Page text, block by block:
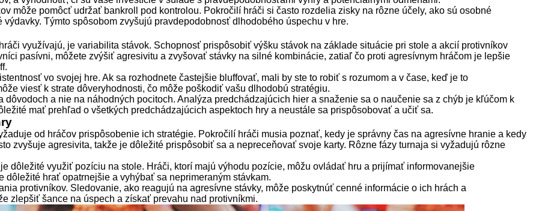
môže pomôcť udržať bankroll pod kontrolou. Pokročilí hráči si často rozdelia zisky na rôzne účely, ako sú osobné
Týmto spôsobom zvyšujú pravdepodobnosť dlhodobého úspechu v hre.
využívajú, je variabilita stávok. Schopnosť prispôsobiť výšku stávok na základe situácie pri stole a akcií protivníkov
pasívni, môžete zvýšiť agresivitu a zvyšovať stávky na silné kombinácie, zatiaľ čo proti agresívnym hráčom je lepšie
vo svojej hre. Ak sa rozhodnete častejšie bluffovať, mali by ste to robiť s rozumom a v čase, keď je to
viesť k strate dôveryhodnosti, čo môže poškodiť vašu dlhodobú stratégiu.
a nie na náhodných pocitoch. Analýza predchádzajúcich hier a snaženie sa o naučenie sa z chýb je kľúčom k
mať prehľad o všetkých predchádzajúcich aspektoch hry a neustále sa prispôsobovať a učiť sa.
od hráčov prispôsobenie ich stratégie. Pokročilí hráči musia poznať, kedy je správny čas na agresívne hranie a kedy
zvyšuje agresivita, takže je dôležité prispôsobiť sa a nepreceňovať svoje karty. Rôzne fázy turnaja si vyžadujú rôzne
dôležité využiť pozíciu na stole. Hráči, ktorí majú výhodu pozície, môžu ovládať hru a prijímať informovanejšie
hrať opatrnejšie a vyhýbať sa neprimeraným stávkam.
protivníkov. Sledovanie, ako reagujú na agresívne stávky, môže poskytnúť cenné informácie o ich hrách a
zlepšiť šance na úspech a získať prevahu nad protivníkmi.